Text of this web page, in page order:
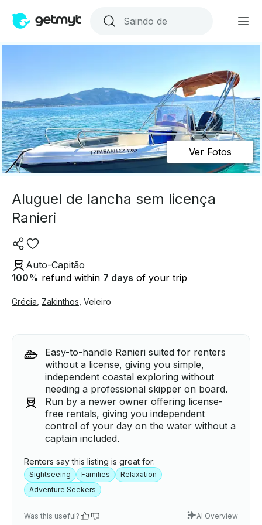
Ver Fotos
Aluguel de lancha sem licença
Ranieri
Auto-Capitão
100% refund within 7 days of your trip
Grécia Zakinthos Veleiro
Easy-to-handle Ranieri suited for renters
without a license, giving you simple,
independent coastal exploring without
needing a professional skipper on board.
Run by a newer owner offering license-
free rentals, giving you independent
control of your day on the water without a
captain included.
Renters say this listing is great for:
Sightseeing Families
Relaxation
Adventure Seekers
Was this useful? AI Overview